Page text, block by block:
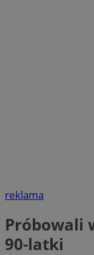
reklama
Próbowali
90-latki